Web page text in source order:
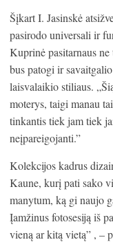
Šįkart I. Jasinskė
pasirodo universali ir
Kuprinė pasitarnaus
bus patogi ir
laisvalaikio stiliaus.
moterys, taigi manau
tinkantis tiek jam tiek
neįpareigojanti.”
Kolekcijos kadrus
Kaune, kurį pati sako
manytum, ką gi naujo
Įamžinus fotosesiją iš
vieną ar kitą vietą” , –